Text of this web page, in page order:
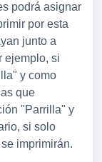
podrá asignar
por esta
junto a
ejemplo, si
y como
que
"Parrilla" y
si solo
imprimirán.